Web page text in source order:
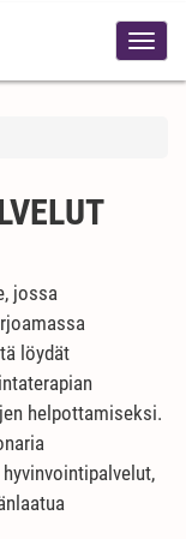
jossa
löydät
helpottamiseksi.